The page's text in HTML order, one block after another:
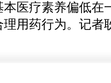
医疗素养偏低在
理用药行为。记者